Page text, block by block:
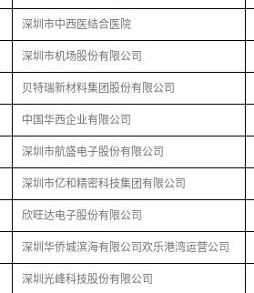
深圳市中西医结合医院
深圳市机场股份有限公司
贝特瑞新材料集团股份有限公司
中国华西企业有限公司
深圳市航盛电子股份有限公司
深圳市亿和精密科技集团有限公司
欣旺达电子股份有限公司
深圳华侨城滨海有限公司欢乐港湾运营公司
深圳光峰科技股份有限公司